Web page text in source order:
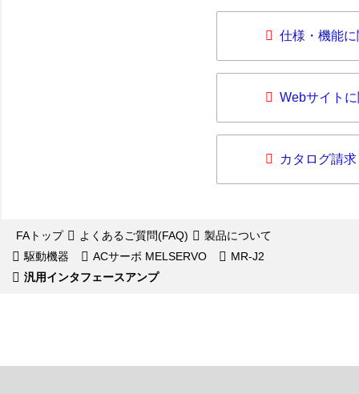
仕様・機能
Webサイト
カタログ請求
FAトップ よくあるご質問(FAQ)
製品について
駆動機器
ACサーボ MELSERVO
MR-J2
汎用インタフェースアンプ